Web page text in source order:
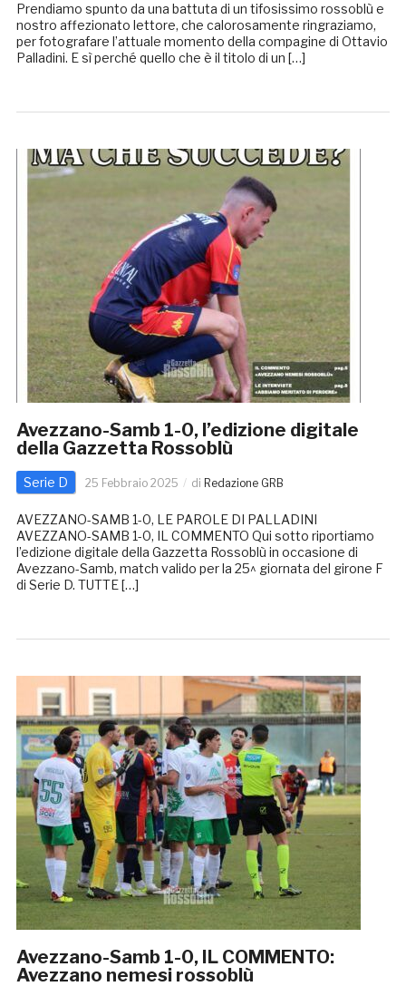
Prendiamo spunto da una battuta di un tifosissimo rossoblù e
nostro affezionato lettore, che calorosamente ringraziamo,
per fotografare l’attuale momento della compagine di Ottavio
Palladini. E sì perché quello che è il titolo di un […]
Avezzano-Samb 1-0, l’edizione digitale
della Gazzetta Rossoblù
Serie D 25 Febbraio 2025 di Redazione GRB
AVEZZANO-SAMB 1-0, LE PAROLE DI PALLADINI
AVEZZANO-SAMB 1-0, IL COMMENTO Qui sotto riportiamo
l’edizione digitale della Gazzetta Rossoblù in occasione di
Avezzano-Samb, match valido per la 25^ giornata del girone F
di Serie D. TUTTE […]
Avezzano-Samb 1-0, IL COMMENTO:
Avezzano nemesi rossoblù